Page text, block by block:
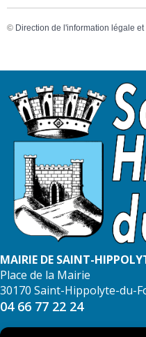
© Direction de l'information légale
MAIRIE DE SAINT-
Place de la Mairie
30170 Saint-Hippolyte-du-
04 66 77 22 24